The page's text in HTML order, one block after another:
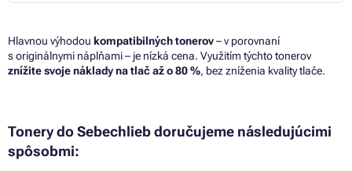
Hlavnou výhodou kompatibilných tonerov– v porovnaní
s originálnymi náplňami – je nízká cena. Využitím týchto tonerov
znížite svoje náklady na tlač až o 80 %, bez zníženia kvality tlače.
Tonery do Sebechlieb doručujeme následujúcimi
spôsobmi: